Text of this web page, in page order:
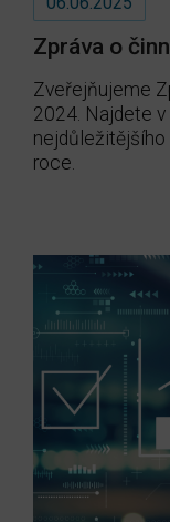
Zpráva o
Zveřejňujeme
2024. Najdete
roce.